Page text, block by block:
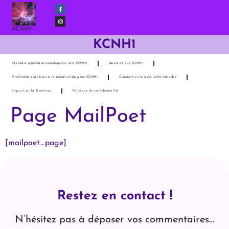
KCNH1
KCNH1
Maladie génétique neurologique rare KCNH1 Qu’est-ce que KCNH1
Problématiques liées à la mutation du gène KCNH1 Comment vivre avec cette maladie
Impact sur la Dentition Politique de confidentialité
Page MailPoet
[mailpoet_page]
Restez en contact !
N’hésitez pas à déposer vos commentaires…